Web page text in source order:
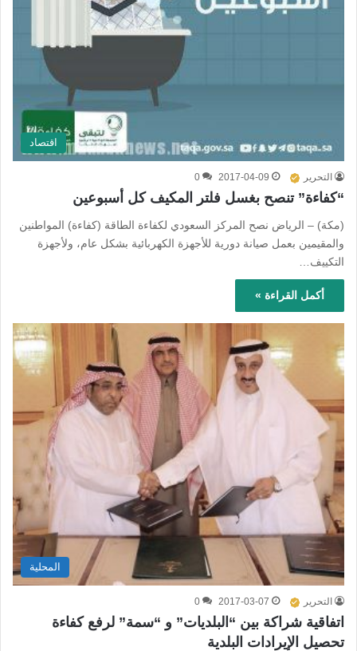
اقتصاد
التحرير 2017-04-09
0
“كفاءة” تنصح بغسل فلتر المكيف كل أسبوعين
(مكة) – الرياض نصح المركز السعودي لكفاءة الطاقة (كفاءة) المواطنين
والمقيمين بعمل صيانة دورية للأجهزة الكهربائية بشكل عام، ولأجهزة
التكييف…
أكمل القراءة »
المحلية
التحرير 2017-03-07
0
اتفاقية شراكة بين “البلديات” و “سمة” لرفع كفاءة
تحصيل الإيرادات البلدية